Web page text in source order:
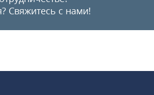
Свяжитесь с нами!